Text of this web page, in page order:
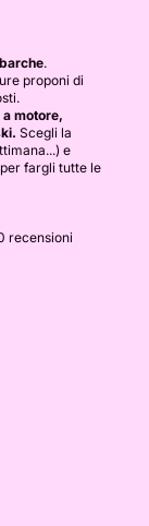
.
proponi di
motore,
Scegli la
e
fargli tutte le
recensioni